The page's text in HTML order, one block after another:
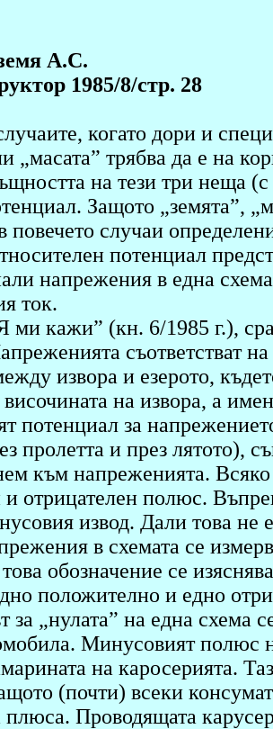
А.С.
1985/8/стр. 28
когато дори и
„масата” трябва да е на
на тези три неща
Защото „земята”,
повечето случаи
потенциал
напрежения в една
ток.
ми кажи” (кн. 6/1985 г.),
съответстват
извора и езерото,
височината на извора, а
потенциал за
пролетта и през лятото),
към напреженията.
отрицателен полюс.
извод. Дали това не
в схемата се
обозначение се
положително и едно
за „нулата” на една схема
Минусовият полюс
на каросерията.
(почти) всеки
плюса. Проводящата